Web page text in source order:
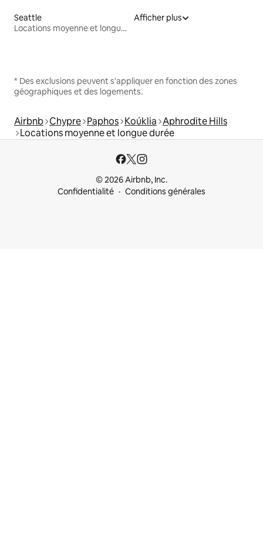
Seattle
Locations moyenne et longue durée
Afficher plus
* Des exclusions peuvent s'appliquer en fonction des zones
géographiques et des logements.
Airbnb Chypre Paphos Koúklia Aphrodite Hills
Locations moyenne et longue durée
© 2026 Airbnb, Inc.
Confidentialité
Conditions générales